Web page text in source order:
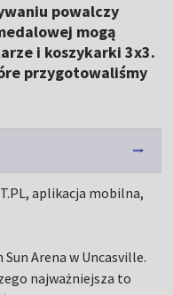
powalczy
mogą
i koszykarki 3x3.
przygotowaliśmy
aplikacja mobilna,
Arena w Uncasville.
najważniejsza to